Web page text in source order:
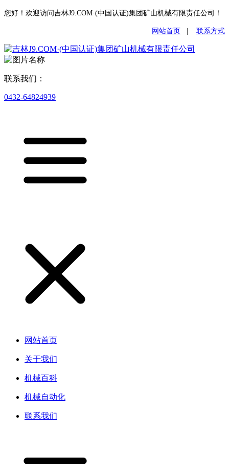
您好！欢迎访问吉林J9.COM·(中国认证)集团矿山机械有限责任公司！
网站首页 联系方式
联系我们：
0432-64824939
网站首页
关于我们
机械百科
机械自动化
联系我们